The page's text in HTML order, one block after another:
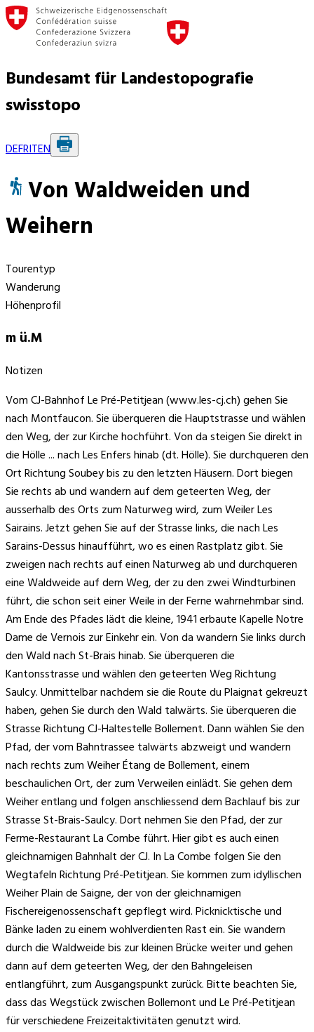
Bundesamt für Landestopografie
swisstopo
DEFRITEN
Von Waldweiden und
Weihern
Tourentyp
Wanderung
Höhenprofil
m ü.M
Notizen
Vom CJ-Bahnhof Le Pré-Petitjean (www.les-cj.ch) gehen Sie
nach Montfaucon. Sie überqueren die Hauptstrasse und wählen
den Weg, der zur Kirche hochführt. Von da steigen Sie direkt in
die Hölle ... nach Les Enfers hinab (dt. Hölle). Sie durchqueren den
Ort Richtung Soubey bis zu den letzten Häusern. Dort biegen
Sie rechts ab und wandern auf dem geteerten Weg, der
ausserhalb des Orts zum Naturweg wird, zum Weiler Les
Sairains. Jetzt gehen Sie auf der Strasse links, die nach Les
Sarains-Dessus hinaufführt, wo es einen Rastplatz gibt. Sie
zweigen nach rechts auf einen Naturweg ab und durchqueren
eine Waldweide auf dem Weg, der zu den zwei Windturbinen
führt, die schon seit einer Weile in der Ferne wahrnehmbar sind.
Am Ende des Pfades lädt die kleine, 1941 erbaute Kapelle Notre
Dame de Vernois zur Einkehr ein. Von da wandern Sie links durch
den Wald nach St-Brais hinab. Sie überqueren die
Kantonsstrasse und wählen den geteerten Weg Richtung
Saulcy. Unmittelbar nachdem sie die Route du Plaignat gekreuzt
haben, gehen Sie durch den Wald talwärts. Sie überqueren die
Strasse Richtung CJ-Haltestelle Bollement. Dann wählen Sie den
Pfad, der vom Bahntrassee talwärts abzweigt und wandern
nach rechts zum Weiher Étang de Bollement, einem
beschaulichen Ort, der zum Verweilen einlädt. Sie gehen dem
Weiher entlang und folgen anschliessend dem Bachlauf bis zur
Strasse St-Brais-Saulcy. Dort nehmen Sie den Pfad, der zur
Ferme-Restaurant La Combe führt. Hier gibt es auch einen
gleichnamigen Bahnhalt der CJ. In La Combe folgen Sie den
Wegtafeln Richtung Pré-Petitjean. Sie kommen zum idyllischen
Weiher Plain de Saigne, der von der gleichnamigen
Fischereigenossenschaft gepflegt wird. Picknicktische und
Bänke laden zu einem wohlverdienten Rast ein. Sie wandern
durch die Waldweide bis zur kleinen Brücke weiter und gehen
dann auf dem geteerten Weg, der den Bahngeleisen
entlangführt, zum Ausgangspunkt zurück. Bitte beachten Sie,
dass das Wegstück zwischen Bollemont und Le Pré-Petitjean
für verschiedene Freizeitaktivitäten genutzt wird.